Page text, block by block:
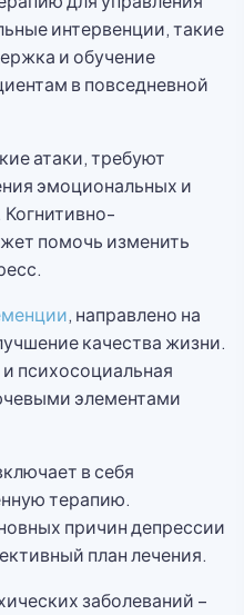
интервенции, такие
и обучение
в повседневной
атаки, требуют
эмоциональных и
помочь изменить
, направлено на
качества жизни.
психосоциальная
элементами
в себя
терапию.
причин депрессии
план лечения.
заболеваний –